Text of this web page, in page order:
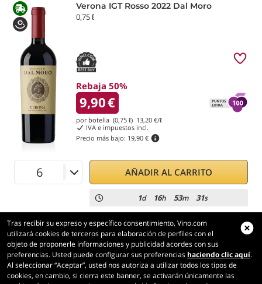
Verona IGT Rosso 2022 Dal Moro
0,75 ℓ
Rebaja 50%
9,90€
por botella (0,75 ℓ) 13,20 €/ℓ
IVA e impuestos incl.
Precio más bajo: 19,90 €
AÑADIR AL CARRITO
1d 16h 53m 31s
Tras recibir su expreso y específico consentimiento, Vino.com
utilizará cookies de terceros para elaboración de perfiles con el
objeto de proponerle informaciones y publicidad acordes con sus
preferencias. Usted puede configurar sus preferencias haciendo clic aquí.
Al seleccionar “Aceptar”, usted nos autoriza a utilizar todos los tipos de
cookies, en cambio, si cierra este banner, se activarán únicamente las
Vino.com
Made with
in Tuscany